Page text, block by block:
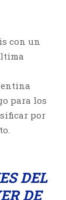
con un
para los
por
DEL
DE